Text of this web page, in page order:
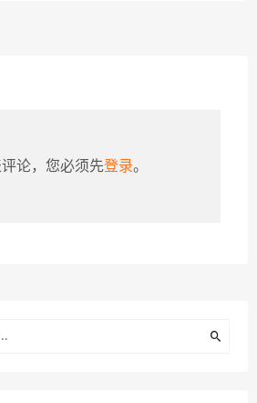
论，您必须先登录。